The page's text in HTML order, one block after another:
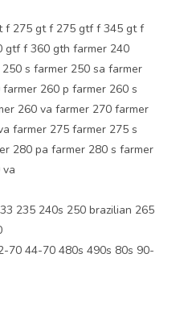
f 275 gt f 275 gtf f 345 gt f
gtf f 360 gth farmer 240
s farmer 250 sa farmer
260 p farmer 260 s
260 va farmer 270 farmer
farmer 275 farmer 275 s
280 pa farmer 280 s farmer
235 240s 250 brazilian 265
70 44-70 480s 490s 80s 90-